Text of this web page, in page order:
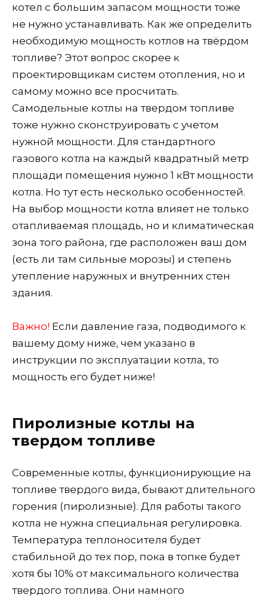
котел с большим запасом мощности тоже
не нужно устанавливать. Как же определить
необходимую мощность котлов на твёрдом
топливе? Этот вопрос скорее к
проектировщикам систем отопления, но и
самому можно все просчитать.
Самодельные котлы на твердом топливе
тоже нужно сконструировать с учетом
нужной мощности. Для стандартного
газового котла на каждый квадратный метр
площади помещения нужно 1 кВт мощности
котла. Но тут есть несколько особенностей.
На выбор мощности котла влияет не только
отапливаемая площадь, но и климатическая
зона того района, где расположен ваш дом
(есть ли там сильные морозы) и степень
утепление наружных и внутренних стен
здания.
Важно! Если давление газа, подводимого к
вашему дому ниже, чем указано в
инструкции по эксплуатации котла, то
мощность его будет ниже!
Пиролизные котлы на
твердом топливе
Современные котлы, функционирующие на
топливе твердого вида, бывают длительного
горения (пиролизные). Для работы такого
котла не нужна специальная регулировка.
Температура теплоносителя будет
стабильной до тех пор, пока в топке будет
хотя бы 10% от максимального количества
твердого топлива. Они намного